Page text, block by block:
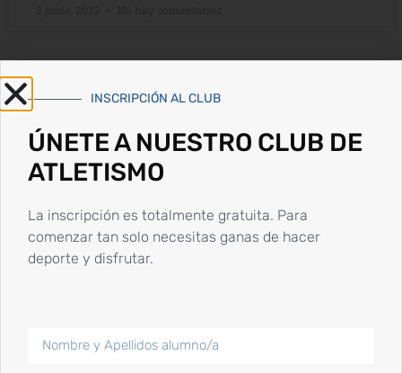
INSCRIPCIÓN AL CLUB
ÚNETE A NUESTRO CLUB DE
ATLETISMO
La inscripción es totalmente gratuita. Para
comenzar tan solo necesitas ganas de hacer
deporte y disfrutar.